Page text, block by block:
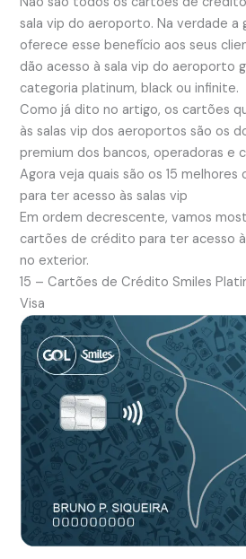
sala vip do aeroporto. Na verdade a
oferece esse benefício aos seus
dão acesso à sala vip do aeroporto
categoria platinum, black ou infinite.
Como já dito no artigo, os cartões
às salas vip dos aeroportos são os
premium dos bancos, operadoras e
Agora veja quais são os 15
para ter acesso às salas vip
Em ordem decrescente, vamos
cartões de crédito para ter acesso
no exterior.
15 – Cartões de Crédito Smiles
Visa